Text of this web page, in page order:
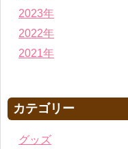
2023年
2022年
2021年
カテゴリー
グッズ